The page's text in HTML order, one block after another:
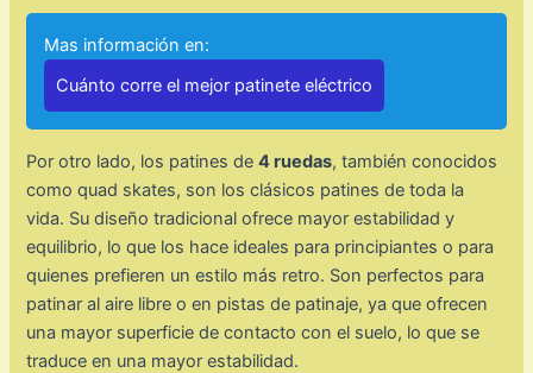
Mas información en:
Cuánto corre el mejor patinete eléctrico
Por otro lado, los patines de4 ruedas, también conocidos
como quad skates, son los clásicos patines de toda la
vida. Su diseño tradicional ofrece mayor estabilidad y
equilibrio, lo que los hace ideales para principiantes o para
quienes prefieren un estilo más retro. Son perfectos para
patinar al aire libre o en pistas de patinaje, ya que ofrecen
una mayor superficie de contacto con el suelo, lo que se
traduce en una mayor estabilidad.